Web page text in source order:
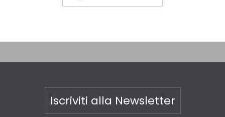
Iscriviti alla Newsletter